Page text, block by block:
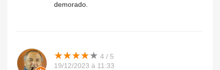
demorado.
★★★★★
★★★★★ 4 / 5
19/12/2023 à 11:33